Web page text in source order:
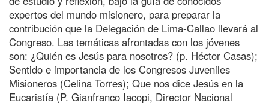
expertos del mundo misionero, para preparar la
contribución que la Delegación de Lima-Callao llevará al
Congreso. Las temáticas afrontadas con los jóvenes
son: ¿Quién es Jesús para nosotros? (p. Héctor Casas);
Sentido e importancia de los Congresos Juveniles
Misioneros (Celina Torres); Que nos dice Jesús en la
Eucaristía (P. Gianfranco Iacopi, Director Nacional